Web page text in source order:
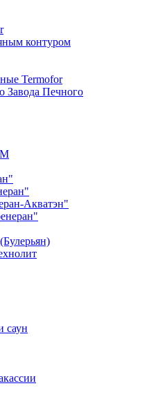
контуром
Termofor
Завода Печного
Акватэн"
саун